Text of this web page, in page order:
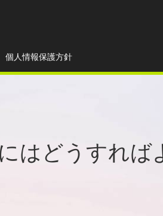
個人情報保護方針
はどうすれば